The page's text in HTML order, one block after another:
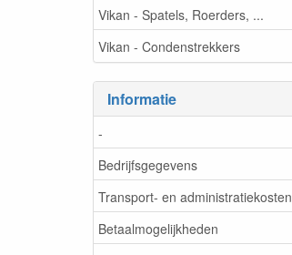
Vikan - Spatels, Roerders, ...
Vikan - Condenstrekkers
Informatie
-
Bedrijfsgegevens
Transport- en administratiekosten
Betaalmogelijkheden